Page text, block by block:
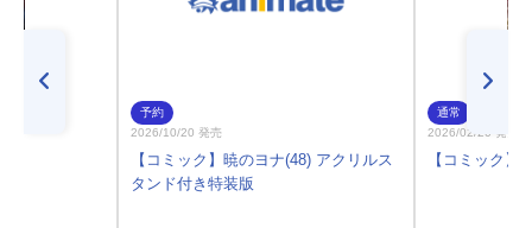
予約
2026/10/20 発売
【コミック】暁のヨナ(48) アクリルス
タンド付き特装版
通常
2026/02/20 発売
【コミック】